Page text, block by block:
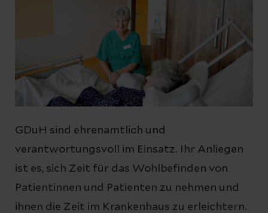
GDuH sind ehrenamtlich und
verantwortungsvoll im Einsatz. Ihr Anliegen
ist es, sich Zeit für das Wohlbefinden von
Patientinnen und Patienten zu nehmen und
ihnen die Zeit im Krankenhaus zu erleichtern.